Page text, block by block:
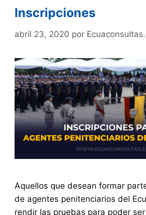
Inscripciones
abril 23, 2020 por
Aquellos que desean formar
de agentes penitenciarios del
rendir las pruebas para poder